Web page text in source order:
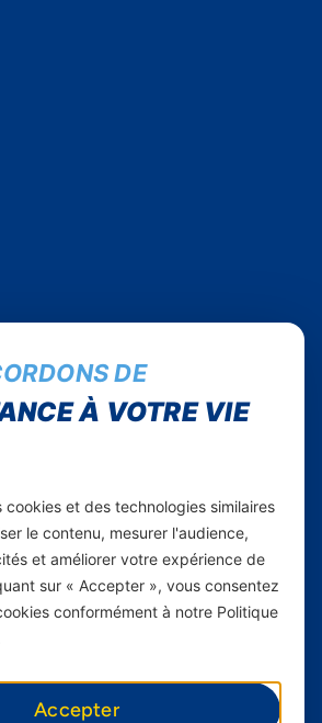
DE
À VOTRE VIE
cookies et des technologies similaires
le contenu, mesurer l'audience,
et améliorer votre expérience de
sur « Accepter », vous consentez
conformément à notre Politique
Accepter